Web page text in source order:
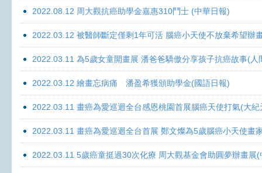
2022.08.12 周大觀抗癌助學金嘉惠310鬥士 (中華日報)
2022.03.12 被醫師斷定僅剩1年可活 腦癌小天使不放棄希望辦
2022.03.11 為5歲女童開畫展 潘爸爸驕傲分享孩子抗癌故事(人
2022.03.12 繪畫忘病痛 潘盈希獲頒助學金(國語日報)
2022.03.11 畫癌為愛巡迴全台感恩桃園首展腦癌天使打氣(大紀
2022.03.11 畫癌為愛巡迴全台首展 鄭文燦為5歲腦癌小天使畫
2022.03.11 5歲癌童挺過30次化療 周大觀基金會助圓夢辦畫展